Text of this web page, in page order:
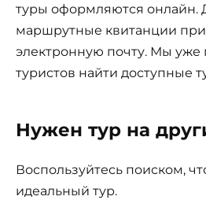
туры оформляются онлайн.
маршрутные квитанции
электронную почту. Мы уже
туристов найти доступные
Нужен тур на
Воспользуйтесь поиском,
идеальный тур.